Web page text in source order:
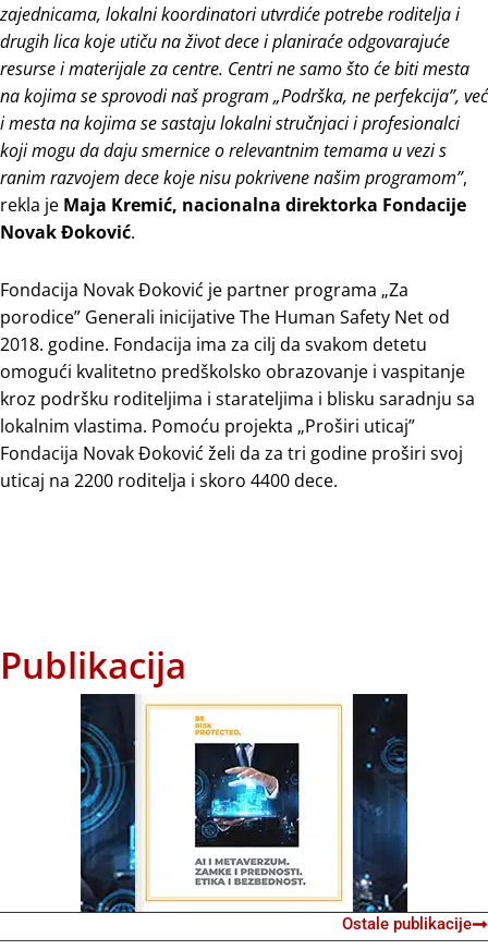
zajednicama, lokalni koordinatori utvrdiće potrebe roditelja i
drugih lica koje utiču na život dece i planiraće odgovarajuće
resurse i materijale za centre. Centri ne samo što će biti mesta
na kojima se sprovodi naš program „Podrška, ne perfekcija”, već
i mesta na kojima se sastaju lokalni stručnjaci i profesionalci
koji mogu da daju smernice o relevantnim temama u vezi s
ranim razvojem dece koje nisu pokrivene našim programom”,
rekla je Maja Kremić, nacionalna direktorka Fondacije
Novak Đoković.
Fondacija Novak Đoković je partner programa „Za
porodice” Generali inicijative The Human Safety Net od
2018. godine. Fondacija ima za cilj da svakom detetu
omogući kvalitetno predškolsko obrazovanje i vaspitanje
kroz podršku roditeljima i starateljima i blisku saradnju sa
lokalnim vlastima. Pomoću projekta „Proširi uticaj”
Fondacija Novak Đoković želi da za tri godine proširi svoj
uticaj na 2200 roditelja i skoro 4400 dece.
Publikacija
Ostale publikacije